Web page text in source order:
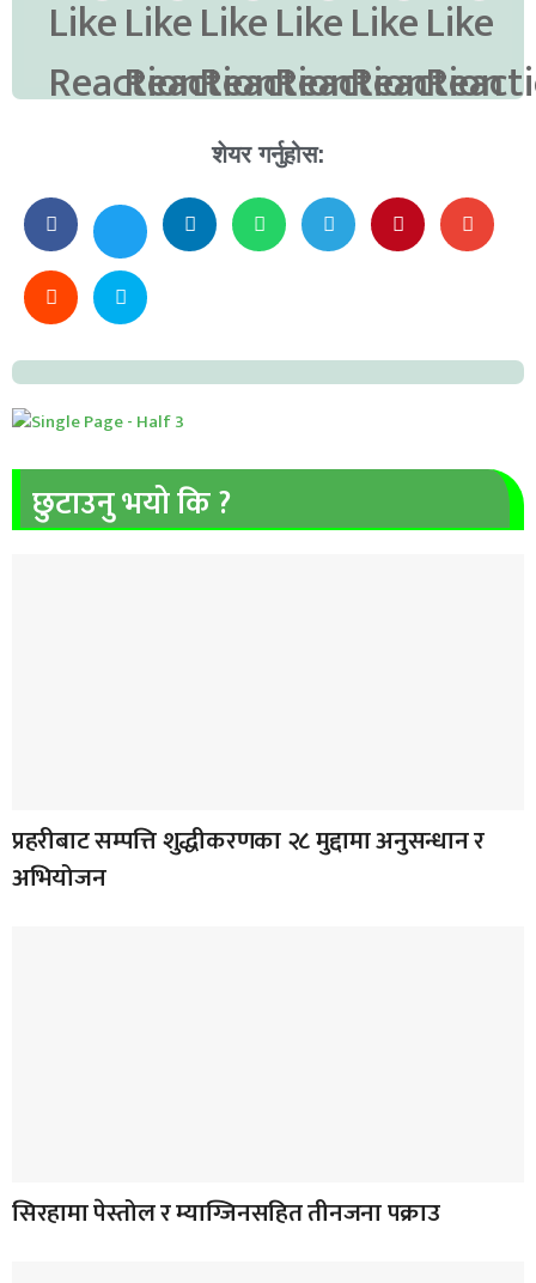
शेयर गर्नुहोस:
छुटाउनु भयो कि ?
प्रहरीबाट सम्पत्ति शुद्धीकरणका २८ मुद्दामा अनुसन्धान र
अभियोजन
सिरहामा पेस्तोल र म्याग्जिनसहित तीनजना पक्राउ